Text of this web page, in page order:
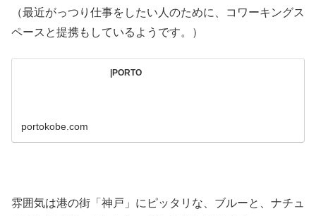
（最近がっつり仕事をしたい人のために、コワーキングス
ペースと提携もしているようです。）
|PORTO
portokobe.com
雰囲気は港の街「神戸」にピッタリな、ブルーと、ナチュ